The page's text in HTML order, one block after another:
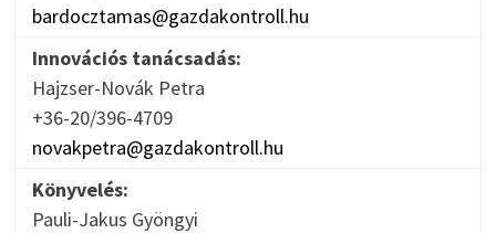
bardocztamas@gazdakontroll.hu
Innovációs tanácsadás:
Hajzser-Novák Petra
+36-20/396-4709
novakpetra@gazdakontroll.hu
Könyvelés:
Pauli-Jakus Gyöngyi